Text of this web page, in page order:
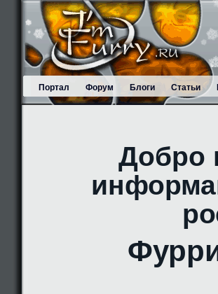
Портал Форум Блоги Статьи
Добро